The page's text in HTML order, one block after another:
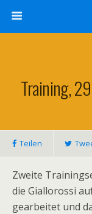
Training,
Teilen
Zweite
die Giallorossi
gearbeitet und